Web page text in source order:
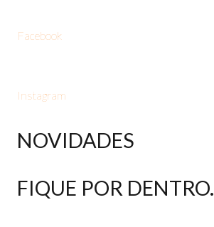
Facebook
Instagram
NOVIDADES
FIQUE POR DENTRO.